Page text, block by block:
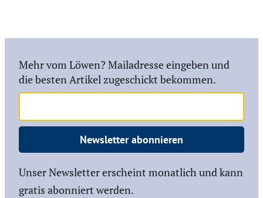
Mehr vom Löwen? Mailadresse eingeben und
die besten Artikel zugeschickt bekommen.
Newsletter abonnieren
Unser Newsletter erscheint monatlich und kann
gratis abonniert werden.